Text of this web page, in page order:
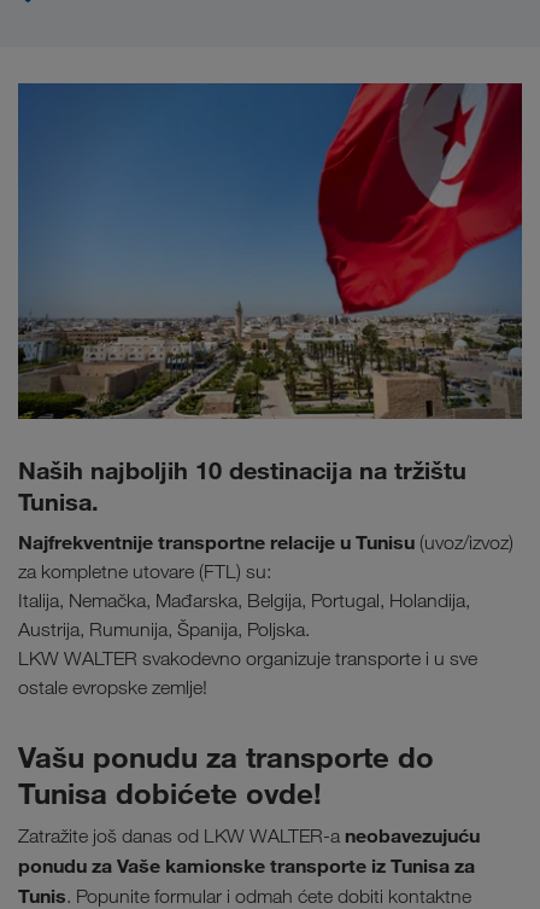
Naših najboljih 10 destinacija na tržištu
Tunisa.
Najfrekventnije transportne relacije u Tunisu (uvoz/izvoz)
za kompletne utovare (FTL) su:
Italija, Nemačka, Mađarska, Belgija, Portugal, Holandija,
Austrija, Rumunija, Španija, Poljska.
LKW WALTER svakodevno organizuje transporte i u sve
ostale evropske zemlje!
Vašu ponudu za transporte do
Tunisa dobićete ovde!
Zatražite još danas od LKW WALTER-a neobavezujuću
ponudu za Vaše kamionske transporte iz Tunisa za
Tunis. Popunite formular i odmah ćete dobiti kontaktne